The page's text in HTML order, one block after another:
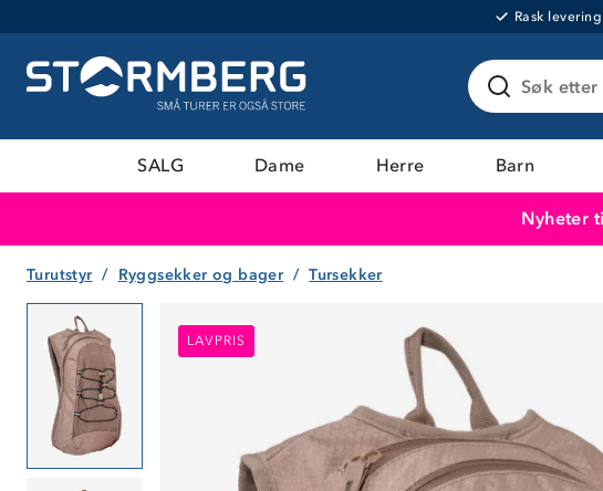
Rask levering
Søk
SALG Dame Herre Barn
Nyheter
Turutstyr Ryggsekker og bager Tursekker
LAVPRIS
LAVPRIS